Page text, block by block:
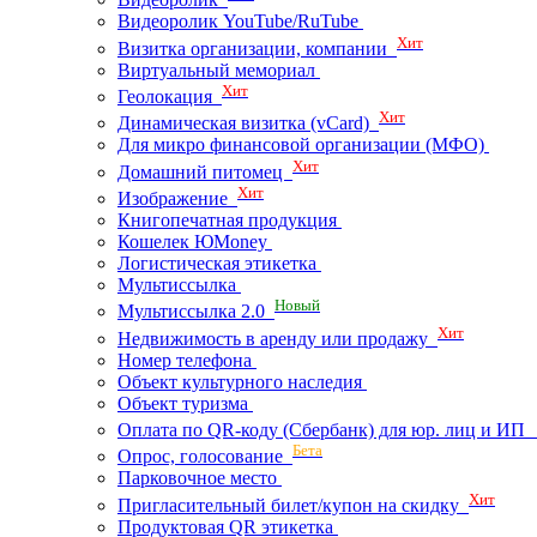
Видеоролик YouTube/RuTube
Визитка организации, компании Хит
Виртуальный мемориал
Геолокация Хит
Динамическая визитка (vCard) Хит
Для микро финансовой организации (МФО)
Домашний питомец Хит
Изображение Хит
Книгопечатная продукция
Кошелек ЮMoney
Логистическая этикетка
Мультиссылка
Мультиссылка 2.0 Новый
Недвижимость в аренду или продажу Хит
Номер телефона
Объект культурного наследия
Объект туризма
Оплата по QR-коду (Сбербанк) для юр. лиц и ИП
Опрос, голосование Бета
Парковочное место
Пригласительный билет/купон на скидку Хит
Продуктовая QR этикетка